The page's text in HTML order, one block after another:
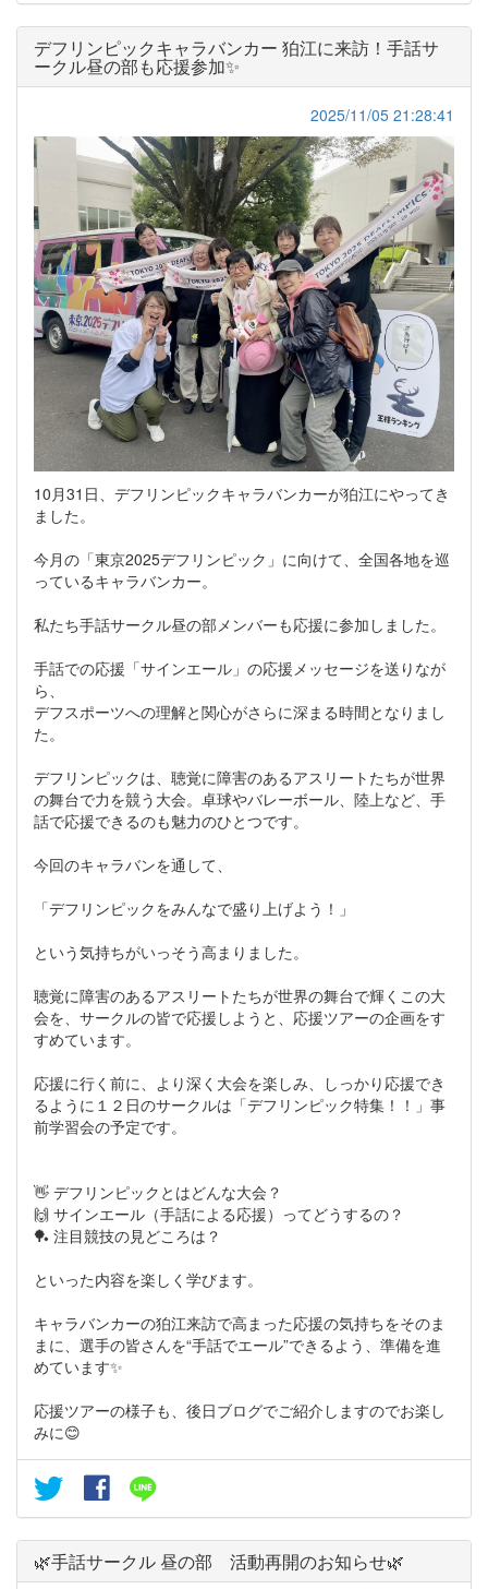
デフリンピックキャラバンカー 狛江に来訪！手話サ
ークル昼の部も応援参加✨
2025/11/05 21:28:41
10月31日、デフリンピックキャラバンカーが狛江にやってき
ました。
今月の「東京2025デフリンピック」に向けて、全国各地を巡
っているキャラバンカー。
私たち手話サークル昼の部メンバーも応援に参加しました。
手話での応援「サインエール」の応援メッセージを送りなが
ら、
デフスポーツへの理解と関心がさらに深まる時間となりまし
た。
デフリンピックは、聴覚に障害のあるアスリートたちが世界
の舞台で力を競う大会。卓球やバレーボール、陸上など、手
話で応援できるのも魅力のひとつです。
今回のキャラバンを通して、
「デフリンピックをみんなで盛り上げよう！」
という気持ちがいっそう高まりました。
聴覚に障害のあるアスリートたちが世界の舞台で輝くこの大
会を、サークルの皆で応援しようと、応援ツアーの企画をす
すめています。
応援に行く前に、より深く大会を楽しみ、しっかり応援でき
るように１２日のサークルは「デフリンピック特集！！」事
前学習会の予定です。
👋 デフリンピックとはどんな大会？
🙌 サインエール（手話による応援）ってどうするの？
🏓 注目競技の見どころは？
といった内容を楽しく学びます。
キャラバンカーの狛江来訪で高まった応援の気持ちをそのま
まに、選手の皆さんを“手話でエール”できるよう、準備を進
めています✨
応援ツアーの様子も、後日ブログでご紹介しますのでお楽し
みに😊
🌿手話サークル 昼の部 活動再開のお知らせ🌿